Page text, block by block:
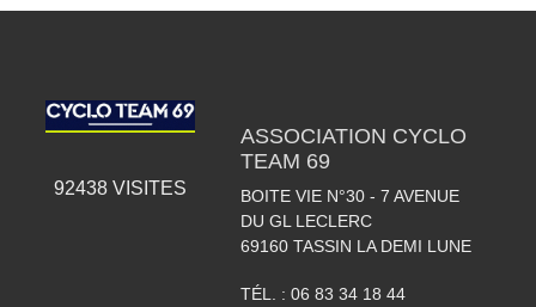
92438VISITES
ASSOCIATION CYCLO
TEAM 69
BOITE VIE N°30 - 7 AVENUE
DU GL LECLERC
69160 TASSIN LA DEMI LUNE
TÉL. : 06 83 34 18 44